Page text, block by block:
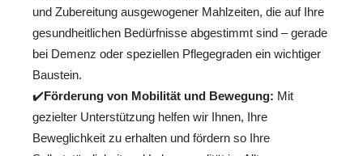
und Zubereitung ausgewogener Mahlzeiten, die auf Ihre
gesundheitlichen Bedürfnisse abgestimmt sind – gerade
bei Demenz oder speziellen Pflegegraden ein wichtiger
Baustein.
✔️Förderung von Mobilität und Bewegung: Mit
gezielter Unterstützung helfen wir Ihnen, Ihre
Beweglichkeit zu erhalten und fördern so Ihre